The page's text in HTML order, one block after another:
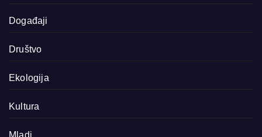
Događaji
Društvo
Ekologija
Kultura
Mladi